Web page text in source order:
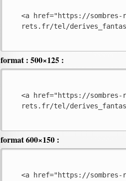
<a href="https://
rets.fr/tel/
format : 500×125 :
<a href="https://
rets.fr/tel/
format 600×150 :
<a href="https://